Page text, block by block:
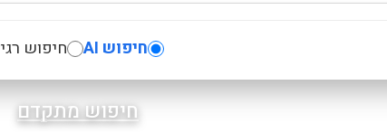
חיפוש AI חיפוש
חיפוש מתקדם